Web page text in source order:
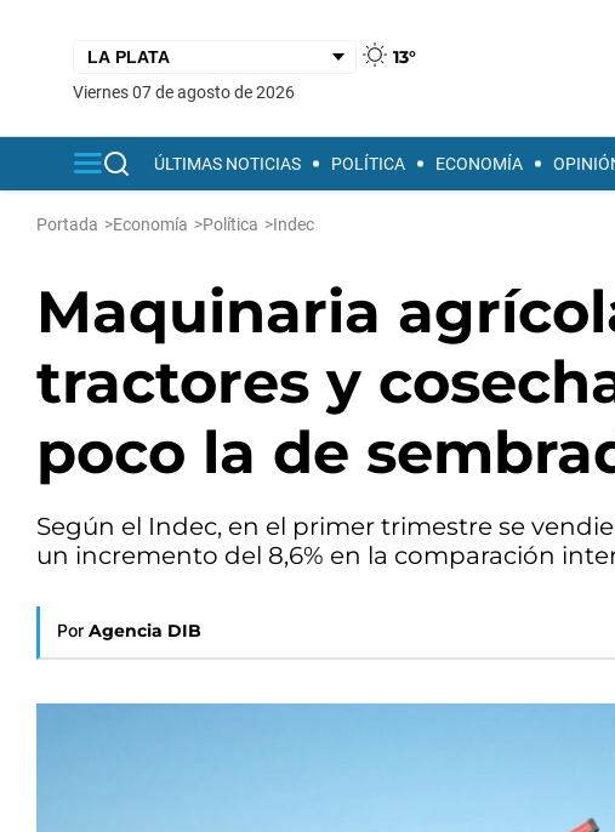
13°
viernes 07 de agosto de 2026
ÚLTIMAS NOTICIAS POLÍTICA ECONOMÍA
Portada >Economía >Política >Indec
Maquinaria
tractores y
poco la de
Según el Indec, en el primer trimestre se
un incremento del 8,6% en la comparación
Por Agencia DIB